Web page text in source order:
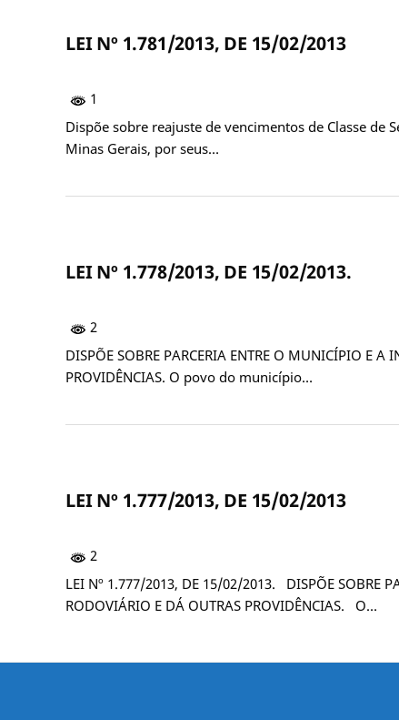
LEI Nº 1.781/2013, DE 15/02/2013
1
Dispõe sobre reajuste de vencimentos de Classe
Minas Gerais, por seus…
LEI Nº 1.778/2013, DE 15/02/2013.
2
DISPÕE SOBRE PARCERIA ENTRE O MUNICÍPIO E
PROVIDÊNCIAS. O povo do município…
LEI Nº 1.777/2013, DE 15/02/2013
2
LEI Nº 1.777/2013, DE 15/02/2013. DISPÕE SOBRE
RODOVIÁRIO E DÁ OUTRAS PROVIDÊNCIAS. O…